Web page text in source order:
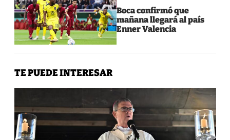
Boca confirmó que
mañana llegará al país
Enner Valencia
TE PUEDE INTERESAR